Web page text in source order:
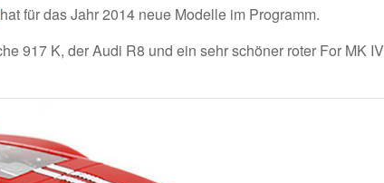
hat für das Jahr 2014 neue Modelle im Programm.
917 K, der Audi R8 und ein sehr schöner roter For MK IV